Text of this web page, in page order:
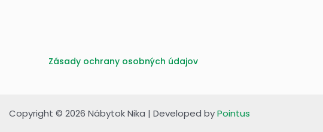
Zásady ochrany osobných údajov
Copyright © 2026 Nábytok Nika | Developed byPointus